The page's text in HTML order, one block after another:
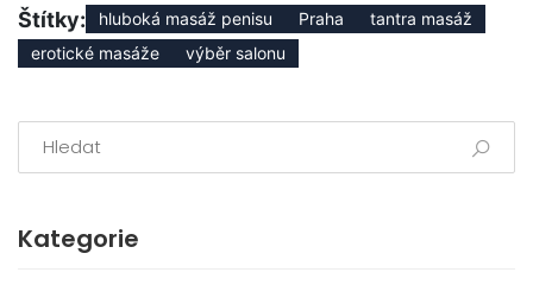
Štítky: hluboká masáž penisu Praha
tantra masáž
erotické masáže
výběr salonu
Kategorie